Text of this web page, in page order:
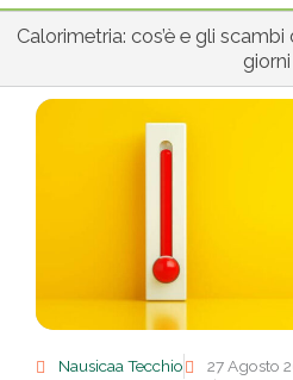
Calorimetria: cos’è e gli
giorni
Nausicaa Tecchio
27 Agosto